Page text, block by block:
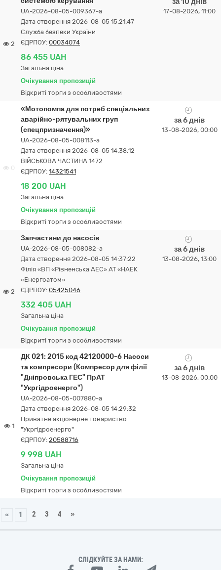
2
UA-2026-08-05-009367-a
Дата створення 2026-08-05 15:21:47
Служба безпеки України
ЄДРПОУ: 00034074
86 455 UAH
Загальна ціна
Очікування пропозицій
Відкриті торги з особливостями
17-08-2026, 11:00
0
«Мотопомпа для потреб спеціальних
аварійно-рятувальних груп
(спецпризначення)»
UA-2026-08-05-008113-a
Дата створення 2026-08-05 14:38:12
ВІЙСЬКОВА ЧАСТИНА 1472
ЄДРПОУ: 14321541
18 200 UAH
Загальна ціна
Очікування пропозицій
Відкриті торги з особливостями
за 6 днів
13-08-2026, 00:00
2
Запчастини до насосів
UA-2026-08-05-008082-a
Дата створення 2026-08-05 14:37:22
Філія «ВП «Рівненська АЕС» АТ «НАЕК
«Енергоатом»
ЄДРПОУ: 05425046
332 405 UAH
Загальна ціна
Очікування пропозицій
Відкриті торги з особливостями
за 6 днів
13-08-2026, 13:00
1
ДК 021: 2015 код 42120000-6 Насоси
та компресори (Компресор для філії
"Дніпровська ГЕС" ПрАТ
"Укргідроенерго")
UA-2026-08-05-007880-a
Дата створення 2026-08-05 14:29:32
Приватне акціонерне товариство
"Укргідроенерго"
ЄДРПОУ: 20588716
9 998 UAH
Загальна ціна
Очікування пропозицій
Відкриті торги з особливостями
за 6 днів
13-08-2026, 00:00
« 1 2 3 4 »
СЛІДКУЙТЕ ЗА НАМИ: